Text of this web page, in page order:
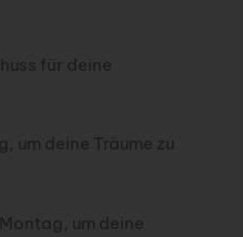
für deine
um deine Träume zu
um deine